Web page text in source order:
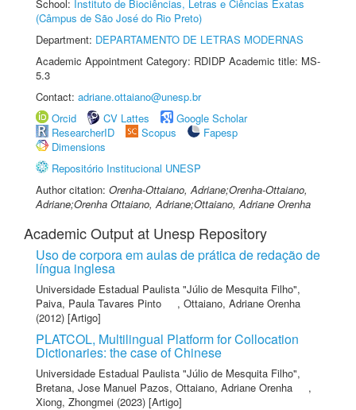
School: Instituto de Biociências, Letras e Ciências Exatas
(Câmpus de São José do Rio Preto)
Department: DEPARTAMENTO DE LETRAS MODERNAS
Academic Appointment Category: RDIDP Academic title: MS-
5.3
Contact: adriane.ottaiano@unesp.br
Orcid
CV Lattes
Google Scholar
ResearcherID
Scopus
Fapesp
Dimensions
Repositório Institucional UNESP
Author citation: Orenha-Ottaiano, Adriane;Orenha-Ottaiano,
Adriane;Orenha Ottaiano, Adriane;Ottaiano, Adriane Orenha
Academic Output at Unesp Repository
Uso de corpora em aulas de prática de redação de
língua inglesa
Universidade Estadual Paulista "Júlio de Mesquita Filho",
Paiva, Paula Tavares Pinto
, Ottaiano, Adriane Orenha
(2012) [Artigo]
PLATCOL, Multilingual Platform for Collocation
Dictionaries: the case of Chinese
Universidade Estadual Paulista "Júlio de Mesquita Filho",
Bretana, Jose Manuel Pazos, Ottaiano, Adriane Orenha
,
Xiong, Zhongmei (2023) [Artigo]